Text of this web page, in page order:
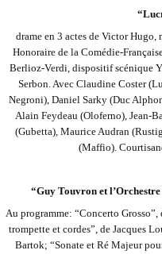
drame en 3 actes de Victor Hugo,
Honoraire de la Comédie-
Berlioz-Verdi, dispositif scénique
Serbon. Avec Claudine Coster
Negroni), Daniel Sarky (Duc
Alain Feydeau (Oloferno), Jean-
(Gubetta), Maurice Audran
(Maffio).
“Guy Touvron et
Au programme: “Concerto
trompette et cordes”, de Jacques
Bartok; “Sonate et Ré Majeur